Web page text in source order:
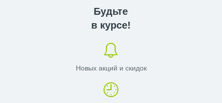
Будьте
в курсе!
Новых акций и скидок